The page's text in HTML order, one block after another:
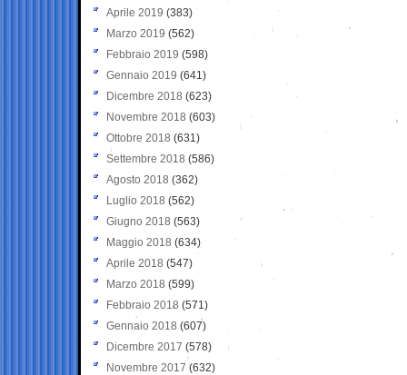
Aprile 2019 (383)
Marzo 2019 (562)
Febbraio 2019 (598)
Gennaio 2019 (641)
Dicembre 2018 (623)
Novembre 2018 (603)
Ottobre 2018 (631)
Settembre 2018 (586)
Agosto 2018 (362)
Luglio 2018 (562)
Giugno 2018 (563)
Maggio 2018 (634)
Aprile 2018 (547)
Marzo 2018 (599)
Febbraio 2018 (571)
Gennaio 2018 (607)
Dicembre 2017 (578)
Novembre 2017 (632)